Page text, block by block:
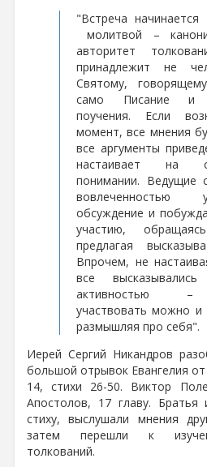
"Встреча
молитвой –
авторитет
принадлежит не
Святому,
само Писание и
поучения. Если
момент, все мнения
все аргументы
настаивает на
понимании. Ведущие
вовлеченностью
обсуждение и
участию,
предлагая
Впрочем, не
все
активностью –
участвовать можно
размышляя про себя".
Иерей Сергий Никандров
большой отрывок Евангелия
14, стихи 26-50. Виктор
Апостолов, 17 главу. Братья
стиху, выслушали мнения
затем перешли к
толкований.